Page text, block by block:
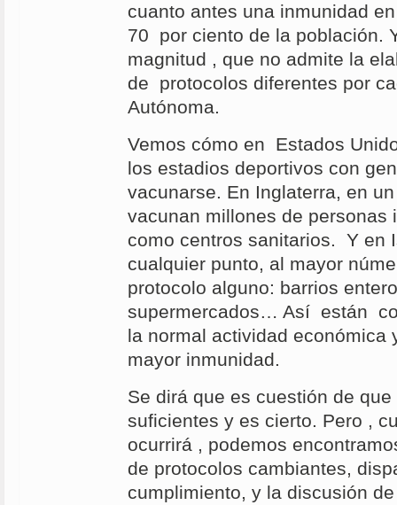
cuanto antes una inmunidad
70 por ciento de la población.
magnitud , que no admite la
de protocolos diferentes por
Autónoma.
Vemos cómo en Estados
los estadios deportivos con
vacunarse. En Inglaterra, en
vacunan millones de personas
como centros sanitarios. Y en
cualquier punto, al mayor
protocolo alguno: barrios
supermercados… Así están
la normal actividad
mayor inmunidad.
Se dirá que es cuestión de
suficientes y es cierto. Pero ,
ocurrirá , podemos
de protocolos cambiantes,
cumplimiento, y la discusión